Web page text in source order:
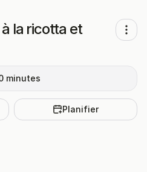
la ricotta et
minutes
Planifier